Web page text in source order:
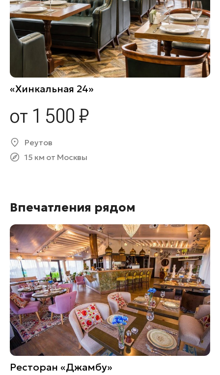
«Хинкальная 24»
от 1 500 ₽
Реутов
15 км от Москвы
Впечатления рядом
Ресторан «Джамбу»